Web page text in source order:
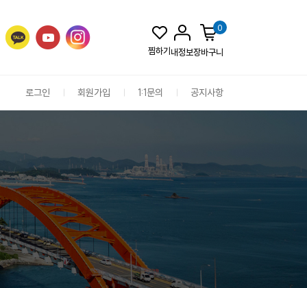
찜하기내정보
0
장바구니
로그인 회원가입 1:1문의 공지사항